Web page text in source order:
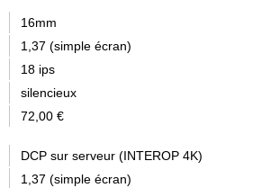
16mm
1,37 (simple écran)
18 ips
silencieux
72,00 €
DCP sur serveur (INTEROP 4K)
1,37 (simple écran)